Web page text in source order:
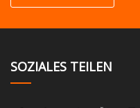
SOZIALES TEILEN